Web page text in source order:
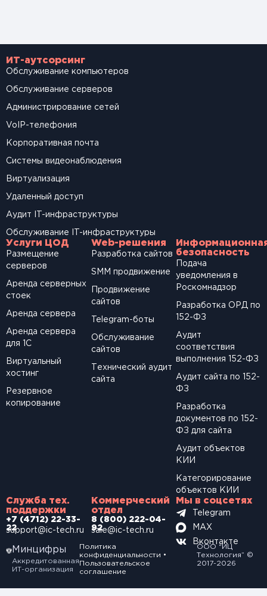
ИТ-аутсорсинг
Обслуживание компьютеров
Обслуживание серверов
Администрирование сетей
VoIP-телефония
Корпоративная почта
Системы видеонаблюдения
Виртуализация
Удаленный доступ
Аудит IT-инфраструктуры
Обслуживание IT-инфраструктуры
Услуги ЦОД
Размещение
серверов
Аренда серверных
стоек
Аренда сервера
Аренда сервера
для 1С
Виртуальный
хостинг
Резервное
копирование
Web-решения
Разработка сайтов
SМM продвижение
Продвижение
сайтов
Telegram-боты
Обслуживание
сайтов
Технический аудит
сайта
безопасность
Подача
уведомления в
Роскомнадзор
Разработка ОРД по
152-ФЗ
Аудит
соответствия
выполнения 152-ФЗ
Аудит сайта по 152-
ФЗ
Разработка
документов по 152-
ФЗ для сайта
Аудит объектов
КИИ
Категорирование
объектов КИИ
Служба тех.
поддержки
+7 (4712) 22-33-
22
support@ic-tech.ru
Коммерческий
отдел
8 (800) 222-04-
92
sale@ic-tech.ru
Мы в соцсетях
Telegram
MAX
Вконтакте
Минцифры
Аккредитованная
ИТ-организация
Политика
конфиденциальности •
Пользовательское
соглашение
ООО “ИЦ
Технология” ©
2017-2026